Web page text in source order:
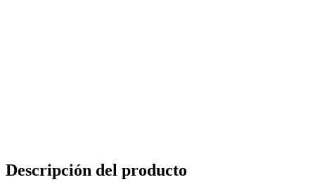
Descripción del producto